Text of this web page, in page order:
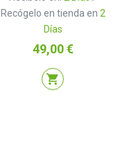
Recógelo en tienda en 2
Días
Precio
49,00 €
shopping_cart